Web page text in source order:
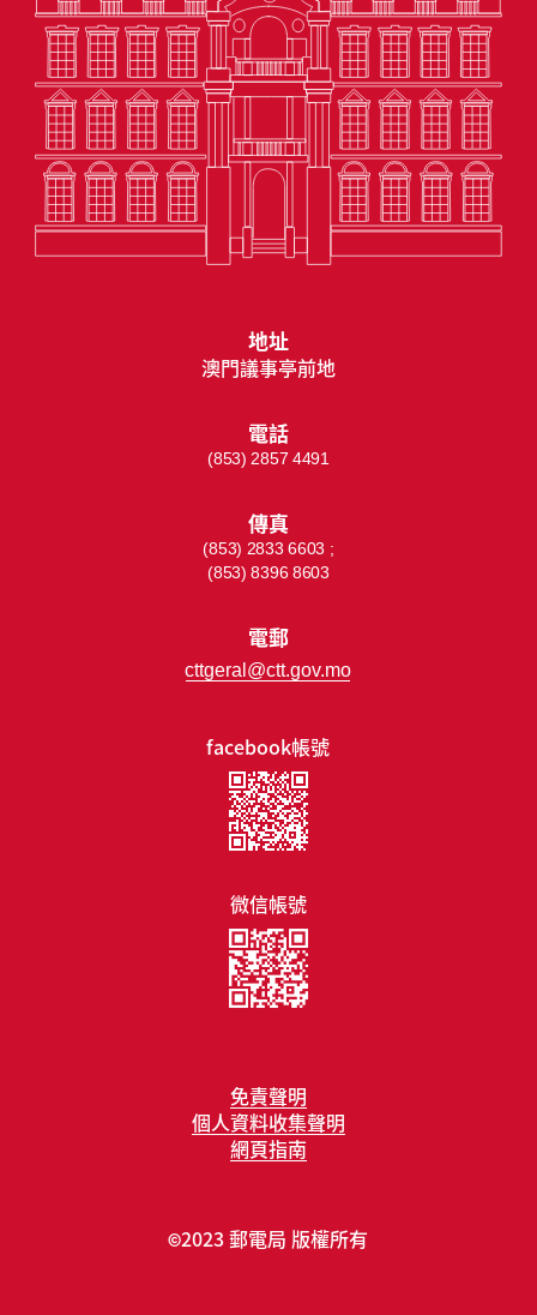
免責聲明
個人資料收集聲明
網頁指南
facebook帳號
微信帳號
地址
澳門議事亭前地
電話
(853) 2857 4491
傳真
(853) 2833 6603 ;
(853) 8396 8603
電郵
cttgeral@ctt.gov.mo
©2023 郵電局 版權所有